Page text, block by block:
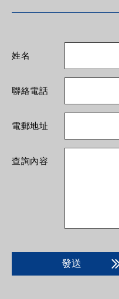
姓名
聯絡電話
電郵地址
查詢內容
發送